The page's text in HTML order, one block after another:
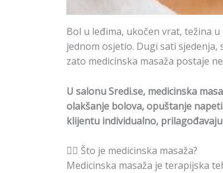
Bol u leđima, ukočen vrat, težina
jednom osjetio. Dugi sati
zato medicinska masaža postaje
U salonu Sredi.se, medicinska
olakšanje bolova, opuštanje
klijentu individualno,
💆‍♀️ Što je medicinska masaža?
Medicinska masaža je terapijska